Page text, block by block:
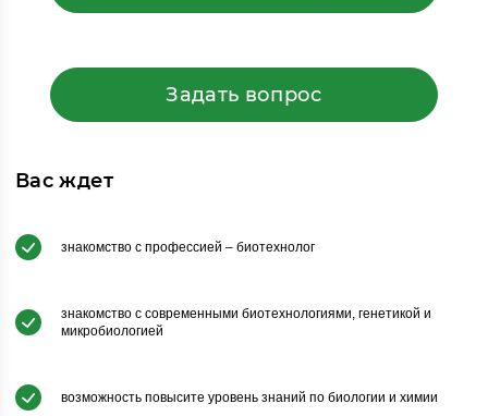
Задать вопрос
Вас ждет
знакомство с профессией – биотехнолог
знакомство с современными биотехнологиями, генетикой и
микробиологией
возможность повысите уровень знаний по биологии и химии